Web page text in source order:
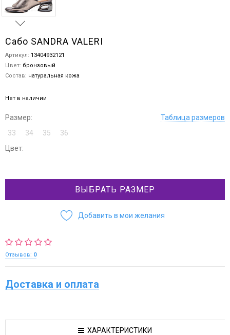
Сабо SANDRA VALERI
Артикул: 13404932121
Цвет: бронзовый
Состав: натуральная кожа
Нет в наличии
Размер:
Таблица размеров
33
34 35
36
Цвет:
ВЫБРАТЬ РАЗМЕР
Добавить в мои желания
Отзывов: 0
Доставка и оплата
ХАРАКТЕРИСТИКИ